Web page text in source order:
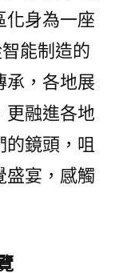
汽
車
零
件
會
全
景
化身為一座
能制造的
承，各地展
更融進各地
的鏡頭，咀
盛宴，感觸